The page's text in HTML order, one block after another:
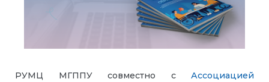
РУМЦ МГППУ совместно с Ассоциацией